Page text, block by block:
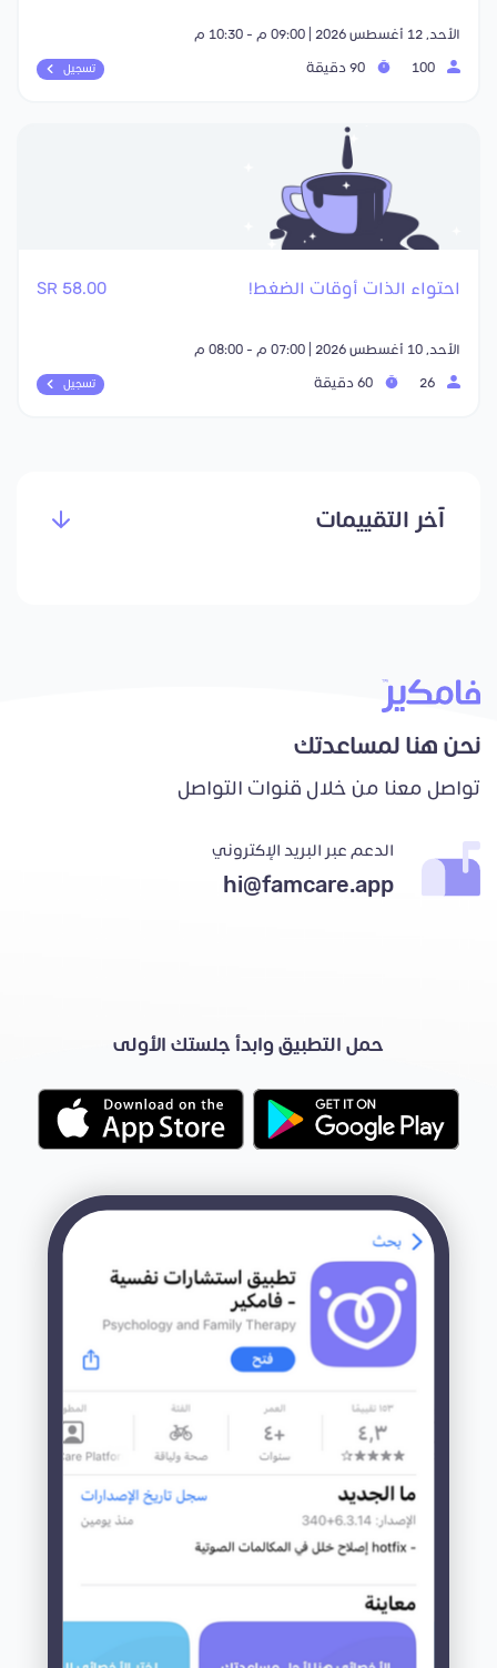
الأحد, 12 أغسطس 2026 | 09:00 م - 10:30 م
تسجيل
احتواء الذات أوقات الضغط! 58.00 SR
الأحد, 10 أغسطس 2026 | 07:00 م - 08:00 م
تسجيل
آخر التقييمات
نحن هنا لمساعدتك
تواصل معنا من خلال قنوات التواصل
الدعم عبر البريد الإكتروني
hi@famcare.app
حمل التطبيق وابدأ جلستك الأولى